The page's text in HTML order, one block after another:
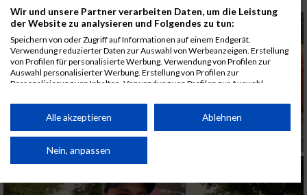
Wir und unsere Partner verarbeiten Daten, um die Leistung
der Website zu analysieren und Folgendes zu tun:
Speichern von oder Zugriff auf Informationen auf einem Endgerät.
Verwendung reduzierter Daten zur Auswahl von Werbeanzeigen. Erstellung
von Profilen für personalisierte Werbung. Verwendung von Profilen zur
Auswahl personalisierter Werbung. Erstellung von Profilen zur
Personalisierung von Inhalten. Verwendung von Profilen zur Auswahl
Performance von Inhalten. Analyse von Zielgruppen durch Statistiken oder
Kombinationen von Daten aus verschiedenen Quellen. Entwicklung und
von Inhalten.
Daten können außerhalb der Europäischen Union weitergegeben und in die
Website/App.
Alle akzeptieren Ablehnen
Nein, anpassen